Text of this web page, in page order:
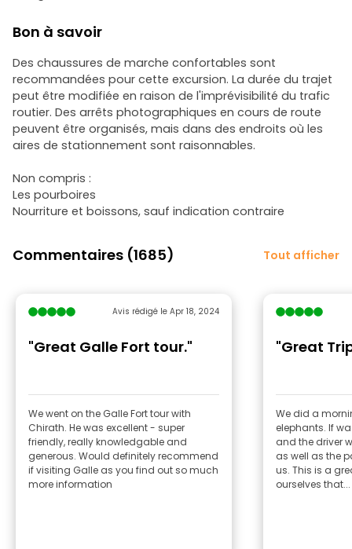
Bon à savoir
Des chaussures de marche confortables sont
recommandées pour cette excursion. La durée du trajet
peut être modifiée en raison de l'imprévisibilité du trafic
routier. Des arrêts photographiques en cours de route
peuvent être organisés, mais dans des endroits où les
aires de stationnement sont raisonnables.
Non compris :
Les pourboires
Nourriture et boissons, sauf indication contraire
Commentaires (1685) Tout afficher
Avis rédigé le Apr 18, 2024
"Great Galle Fort tour."
We went on the Galle Fort tour with
Chirath. He was excellent - super
friendly, really knowledgable and
generous. Would definitely recommend
if visiting Galle as you find out so much
more information
"Great
We did a
elephants. If was a great experience
and the driver
as well as the
us. This is a
ourselves that...